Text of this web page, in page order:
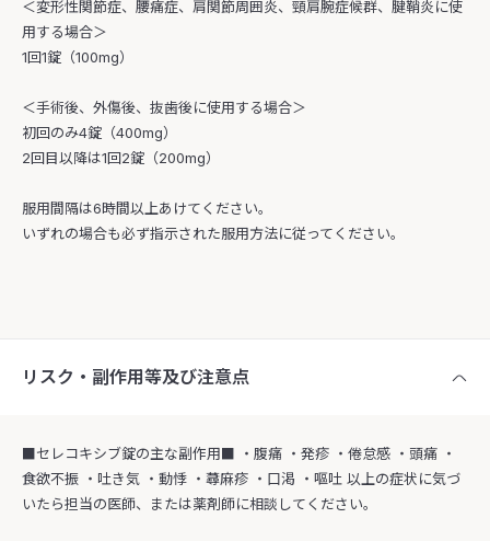
＜変形性関節症、腰痛症、肩関節周囲炎、頸肩腕症候群、腱鞘炎に使
用する場合＞
1回1錠（100mg）
＜手術後、外傷後、抜歯後に使用する場合＞
初回のみ4錠（400mg）
2回目以降は1回2錠（200mg）
服用間隔は6時間以上あけてください。
いずれの場合も必ず指示された服用方法に従ってください。
リスク・副作用等及び注意点
■セレコキシブ錠の主な副作用■ ・腹痛 ・発疹 ・倦怠感 ・頭痛 ・
食欲不振 ・吐き気 ・動悸 ・蕁麻疹 ・口渇 ・嘔吐 以上の症状に気づ
いたら担当の医師、または薬剤師に相談してください。